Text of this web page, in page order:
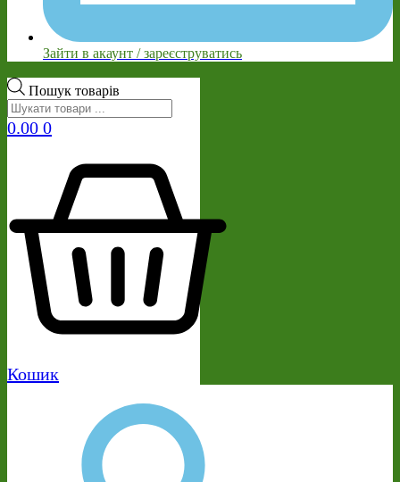
Зайти в акаунт / зареєструватись
Пошук товарів
0.00 0
Кошик